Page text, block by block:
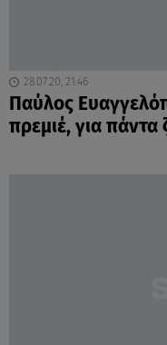
28.07.20, 21:46
Παύλος
πρεμιέ, για πάντα